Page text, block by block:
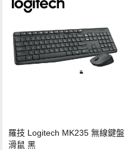
羅技 Logitech MK235 無線鍵盤
滑鼠 黑